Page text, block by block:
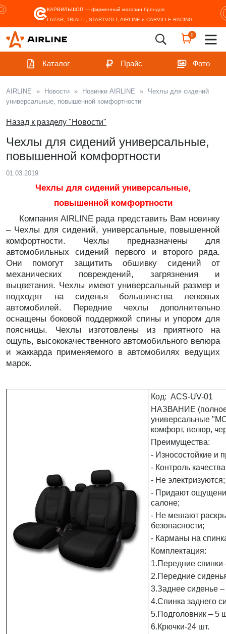
КАРВИЛЬШОП — фирменный магазин брендов
LUZAR, TRIALLI, STARTVOLT, AIRLINE и CARVILLE RACING
0
Каталог Прайс Фото
AIRLINE » Новости » Новинки AIRLINE »
Чехлы для сидений
универсальные, повышенной комфортности
Назад к разделу "Новости"
Чехлы для сидений универсальные,
повышенной комфортности
01.03.2019
Чехлы для сидений универсальные,
повышенной комфортности
Компания AIRLINE рада представить Вам новинку
– Чехлы для сидений, универсальные, повышенной
комфортности. Чехлы предназначены для
автомобильных сидений первого и второго ряда.
Они помогут защитить обшивку сидений от
механических повреждений, загрязнения и
выцветания. Чехлы имеют универсальный размер и
подходят на сиденья большинства легковых
автомобилей. Передние чехлы дополнительно
оснащены боковой поддержкой спины и упором для
поясницы. Чехлы изготовлены из приятного на
ощупь, высококачественного автомобильного велюра
и жаккарда применяемого в автомобилях ведущих
марок.
Код: ACS-UV-01
НАЗВАНИЕ
универсальные
комфорт, велюр,
Преимущества:
- Износостойкие и
- Контроль
- Не электризуются;
- Придают
салоне;
- Не мешают
безопасности;
- Карманы на
Комплектация:
1.Передние спинки
2.Передние
3.Заднее сиденье –
4.Спинка заднего
5.Подголовник – 5
6.Крючки-24 шт.